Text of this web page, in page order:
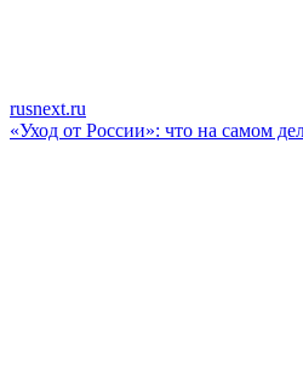
rusnext.ru
«Уход от России»: что на самом